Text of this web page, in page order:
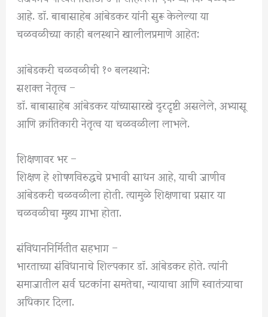
आहे. डॉ. बाबासाहेब आंबेडकर यांनी सुरू केलेल्या या
चळवळीच्या काही बलस्थाने खालीलप्रमाणे आहेत:
आंबेडकरी चळवळीची १० बलस्थाने:
सशक्त नेतृत्व –
डॉ. बाबासाहेब आंबेडकर यांच्यासारखे दूरदृष्टी असलेले, अभ्यासू
आणि क्रांतिकारी नेतृत्व या चळवळीला लाभले.
शिक्षणावर भर –
शिक्षण हे शोषणविरुद्धचे प्रभावी साधन आहे, याची जाणीव
आंबेडकरी चळवळीला होती. त्यामुळे शिक्षणाचा प्रसार या
चळवळीचा मुख्य गाभा होता.
संविधाननिर्मितीत सहभाग –
भारताच्या संविधानाचे शिल्पकार डॉ. आंबेडकर होते. त्यांनी
समाजातील सर्व घटकांना समतेचा, न्यायाचा आणि स्वातंत्र्याचा
अधिकार दिला.